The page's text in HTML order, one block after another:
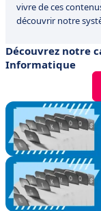
vivre de ces
découvrir notre
Découvrez notre
Informatique